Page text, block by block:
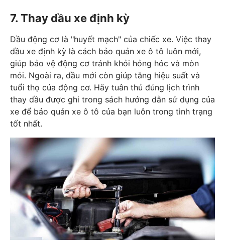
7. Thay dầu xe định kỳ
Dầu động cơ là "huyết mạch" của chiếc xe. Việc thay
dầu xe định kỳ là cách bảo quản xe ô tô luôn mới,
giúp bảo vệ động cơ tránh khỏi hỏng hóc và mòn
mỏi. Ngoài ra, dầu mới còn giúp tăng hiệu suất và
tuổi thọ của động cơ. Hãy tuân thủ đúng lịch trình
thay dầu được ghi trong sách hướng dẫn sử dụng của
xe để bảo quản xe ô tô của bạn luôn trong tình trạng
tốt nhất.